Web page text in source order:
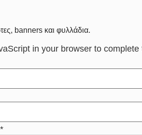
banners και φυλλάδια.
in your browser to complete
*